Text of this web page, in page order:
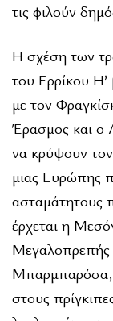
τις φιλούν
Η σχέση των
του Ερρίκου
με τον
Έρασμος και ο
να κρύψουν
μιας Ευρώπης
ασταμάτητους
έρχεται η
Μεγαλοπρεπής
Μπαρμπαρόσα,
στους